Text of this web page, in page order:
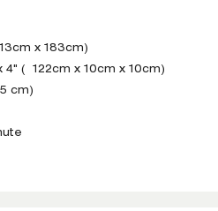
x 183cm)
4" ( 122cm x 10cm x 10cm)
cm)